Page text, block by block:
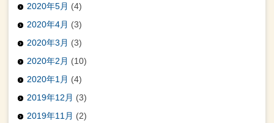
2020年5月 (4)
2020年4月 (3)
2020年3月 (3)
2020年2月 (10)
2020年1月 (4)
2019年12月 (3)
2019年11月 (2)